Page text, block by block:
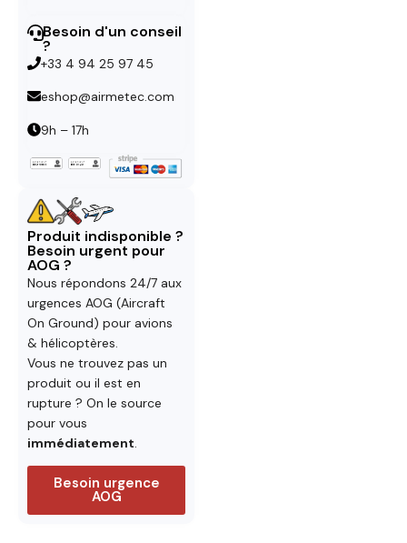
Besoin d'un conseil
?
+33 4 94 25 97 45
eshop@airmetec.com
9h – 17h
Produit indisponible ?
Besoin urgent pour
AOG ?
Nous répondons 24/7 aux
urgences AOG (Aircraft
On Ground) pour avions
& hélicoptères.
Vous ne trouvez pas un
produit ou il est en
rupture ? On le source
pour vous
immédiatement.
Besoin urgence
AOG